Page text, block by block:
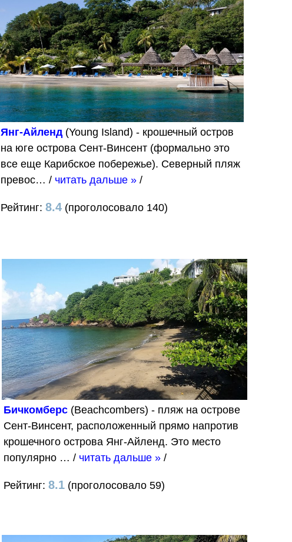
Янг-Айленд(Young Island) - крошечный остров
на юге острова Сент-Винсент (формально это
все еще Карибское побережье). Северный пляж
превос… / читать дальше »/
Рейтинг: 8.4(проголосовало 140)
Бичкомберс (Beachcombers) - пляж на острове
Сент-Винсент, расположенный прямо напротив
крошечного острова Янг-Айленд. Это место
популярно …/ читать дальше » /
Рейтинг:8.1 (проголосовало 59)